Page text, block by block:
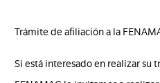
Trámite de afiliación a la
Si está interesado en realizar su